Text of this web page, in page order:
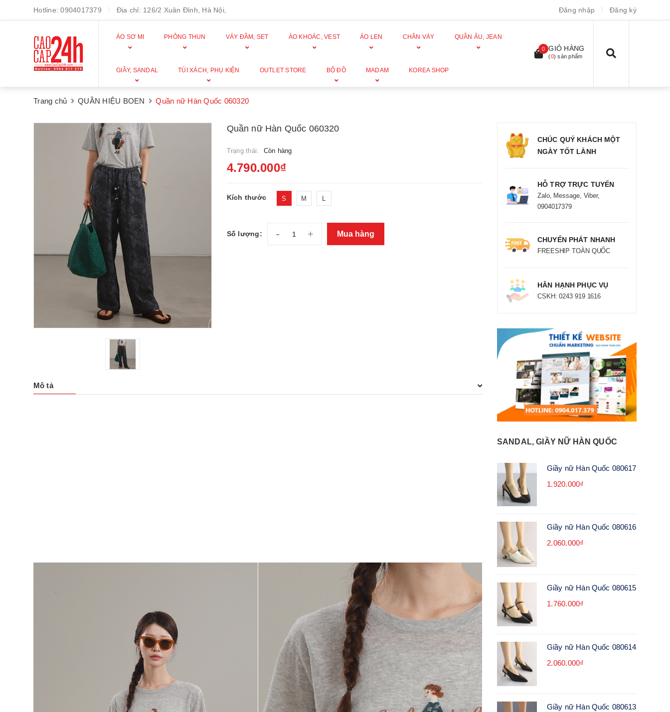
Hotline:0904017379 Địa chỉ: 126/2 Xuân Đỉnh, Hà Nội, Đăng nhập Đăng ký
ÁO SƠ MI PHÔNG THUN VÁY ĐẦM, SET ÁO KHOÁC, VEST ÁO LEN CHÂN VÁY QUẦN ÂU, JEAN
GIẦY, SANDAL TÚI XÁCH, PHỤ KIỆN OUTLET STORE BỘ ĐỒ MADAM KOREA SHOP
0 GIỎ HÀNG
(0) sản phẩm
Trang chủ QUẦN HIỆU BOEN Quần nữ Hàn Quốc 060320
Quần nữ Hàn Quốc 060320
Trạng thái: Còn hàng
4.790.000₫
Kích thước S M L
Số lượng: - + Mua hàng
Mô tả
CHÚC QUÝ KHÁCH MỘT
NGÀY TỐT LÀNH
HỖ TRỢ TRỰC TUYẾN
Zalo, Message, Viber,
0904017379
CHUYỂN PHÁT NHANH
FREESHIP TOÀN QUỐC
HÂN HẠNH PHỤC VỤ
CSKH: 0243 919 1616
SANDAL, GIẦY NỮ HÀN QUỐC
Giầy nữ Hàn Quốc 080617
1.920.000₫
Giầy nữ Hàn Quốc 080616
2.060.000₫
Giầy nữ Hàn Quốc 080615
1.760.000₫
Giầy nữ Hàn Quốc 080614
2.060.000₫
Giầy nữ Hàn Quốc 080613